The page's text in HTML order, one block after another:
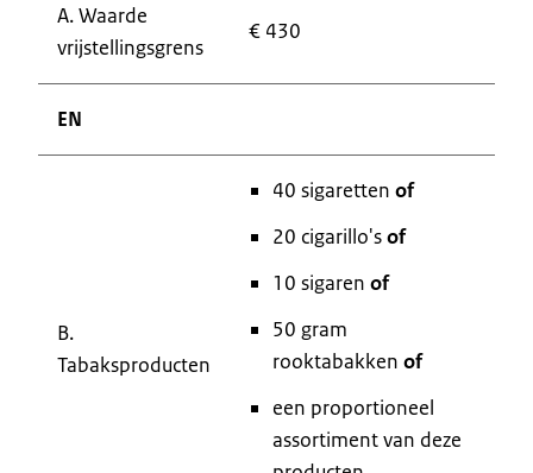
A. Waarde
vrijstellingsgrens
€ 430
EN
B.
Tabaksproducten
40 sigaretten of
20 cigarillo'sof
10 sigaren of
50 gram
rooktabakken of
een proportioneel
assortiment van deze